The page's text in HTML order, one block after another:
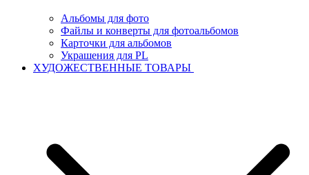
Альбомы для фото
Файлы и конверты для фотоальбомов
Карточки для альбомов
Украшения для PL
ХУДОЖЕСТВЕННЫЕ ТОВАРЫ